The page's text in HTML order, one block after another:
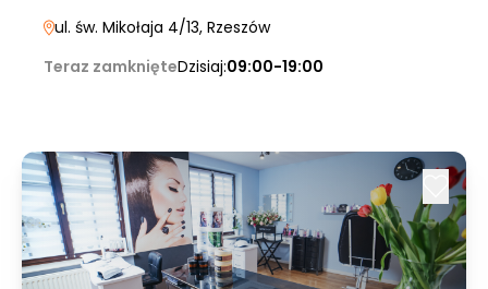
ul. św. Mikołaja 4/13, Rzeszów
Teraz zamknięteDzisiaj:09:00-19:00